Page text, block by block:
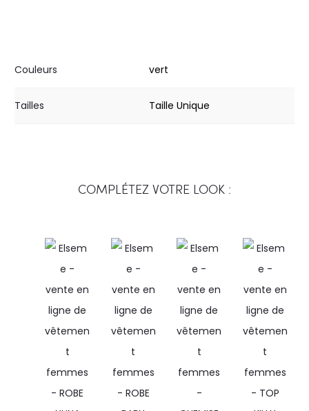
Couleurs vert
Tailles Taille Unique
COMPLÉTEZ VOTRE LOOK :